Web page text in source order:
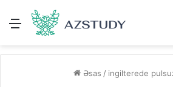
Menu
Əsas / ingilterede